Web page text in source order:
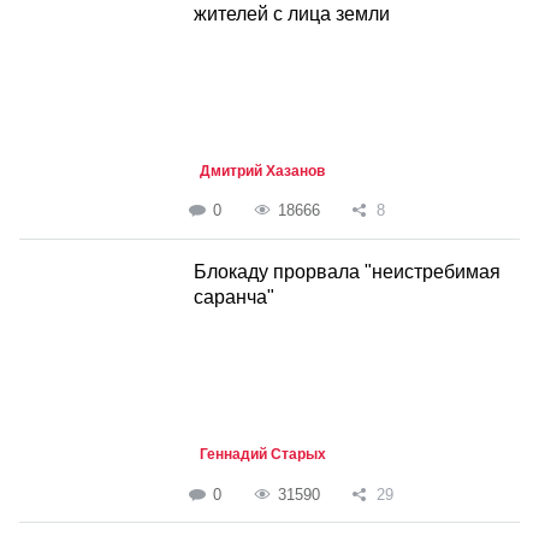
жителей с лица земли
Дмитрий Хазанов
0 18666 8
Блокаду прорвала "неистребимая
саранча"
Геннадий Старых
0 31590 29